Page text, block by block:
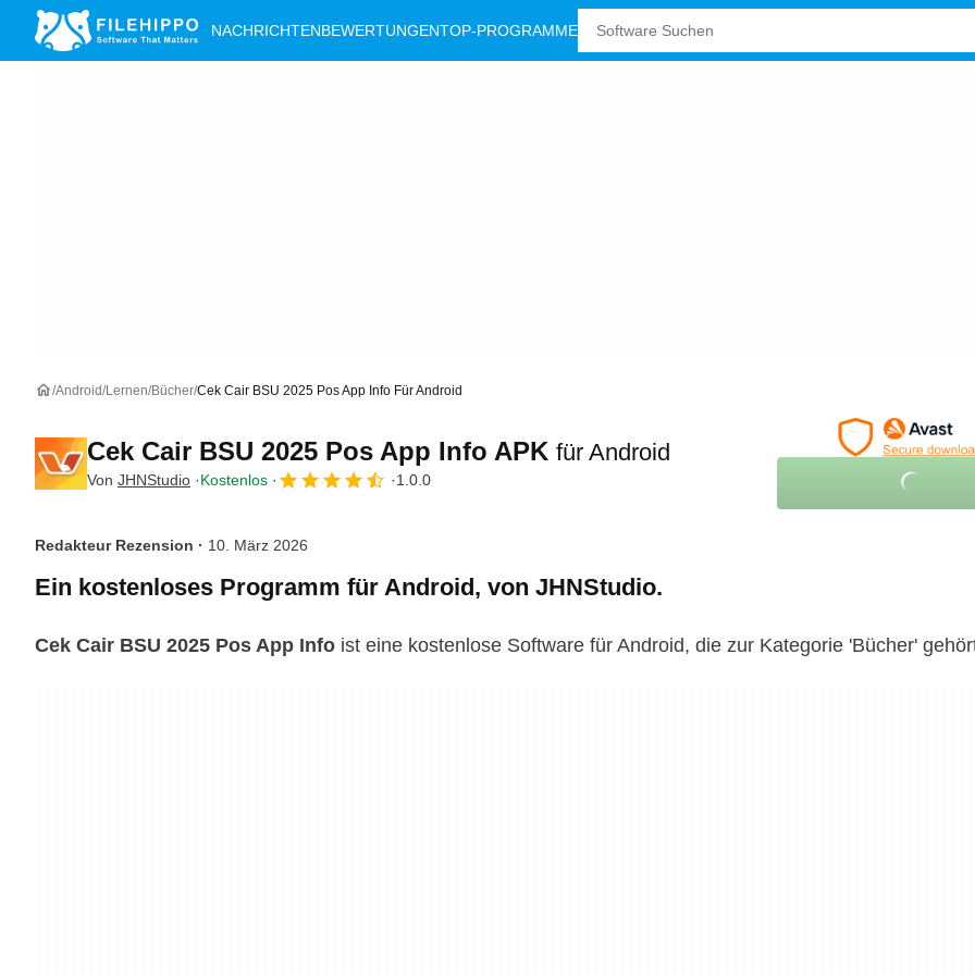
NACHRICHTENBEWERTUNGENTOP-PROGRAMME
Android Lernen Bücher Cek Cair BSU 2025 Pos App Info Für Android
Cek Cair BSU 2025 Pos App Info APK für Android
Von JHNStudio Kostenlos 1.0.0
Redakteur Rezension · 10. März 2026
Ein kostenloses Programm für Android, von JHNStudio.
Cek Cair BSU 2025 Pos App Info ist eine kostenlose Software für Android, die zur Kategorie 'Bücher'